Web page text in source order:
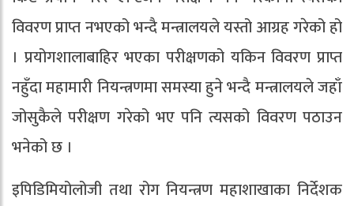
विवरण प्राप्त नभएको भन्दै मन्त्रालयले यस्तो आग्रह गरेको हो
। प्रयोगशालाबाहिर भएका परीक्षणको यकिन विवरण प्राप्त
नहुँदा महामारी नियन्त्रणमा समस्या हुने भन्दै मन्त्रालयले जहाँ
जोसुकैले परीक्षण गरेको भए पनि त्यसको विवरण पठाउन
भनेको छ ।
इपिडिमियोलोजी तथा रोग नियन्त्रण महाशाखाका निर्देशक